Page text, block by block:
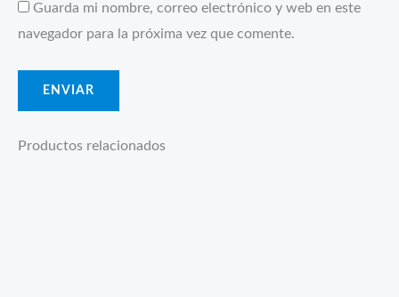
Guarda mi nombre, correo electrónico y web en este
navegador para la próxima vez que comente.
Productos relacionados